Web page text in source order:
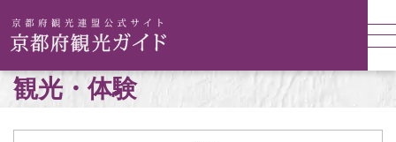
観光・体験